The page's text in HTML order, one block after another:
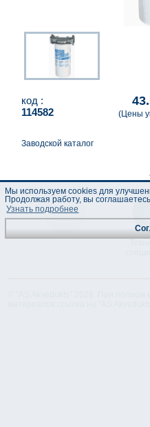
код :
114582
(Цены
Заводской каталог
Мы используем cookies для
Продолжая работу, вы
Узнать подробнее